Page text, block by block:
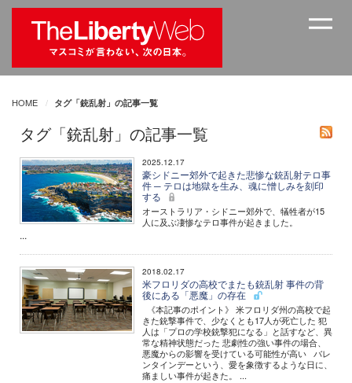
HOME タグ「銃乱射」の記事一覧
タグ「銃乱射」の記事一覧
2025.12.17
豪シドニー郊外で起きた悲惨な銃乱射テロ事
件 ─ テロは地獄を生み、魂に憎しみを刻印
する
オーストラリア・シドニー郊外で、犠牲者が15
人に及ぶ凄惨なテロ事件が起きました。
...
2018.02.17
米フロリダの高校でまたも銃乱射 事件の背
後にある「悪魔」の存在
《本記事のポイント》 米フロリダ州の高校で起
きた銃撃事件で、少なくとも17人が死亡した 犯
人は「プロの学校銃撃犯になる」と話すなど、異
常な精神状態だった 悲劇性の強い事件の場合、
悪魔からの影響を受けている可能性が高い バレ
ンタインデーという、愛を象徴するような日に、
痛ましい事件が起きた。 ...